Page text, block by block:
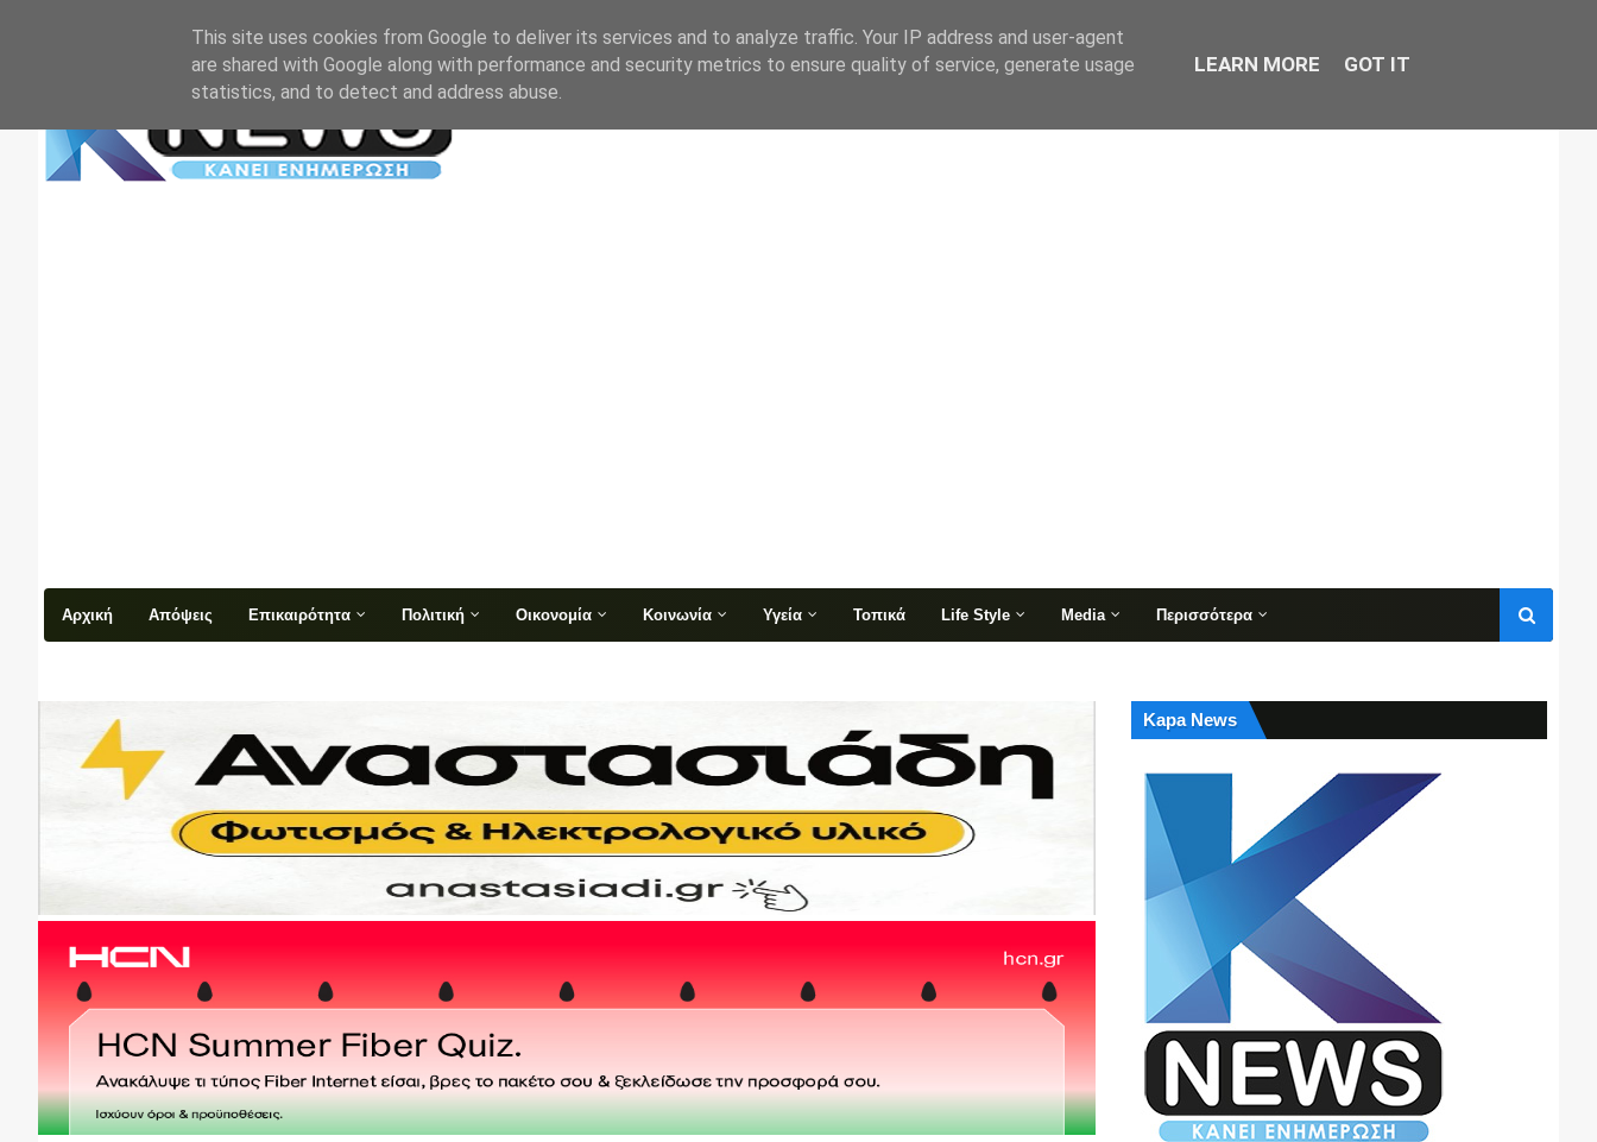
Αρχική Απόψεις Επικαιρότητα Πολιτική Οικονομία Κοινωνία Υγεία Τοπικά Life Style Media Περισσότερα
Kapa News
This site uses cookies from Google to deliver its services and to analyze traffic. Your IP address and user-agent
are shared with Google along with performance and security metrics to ensure quality of service, generate usage
statistics, and to detect and address abuse.
LEARN MORE GOT IT